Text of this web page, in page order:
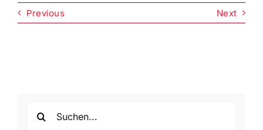
Previous Next
nach: